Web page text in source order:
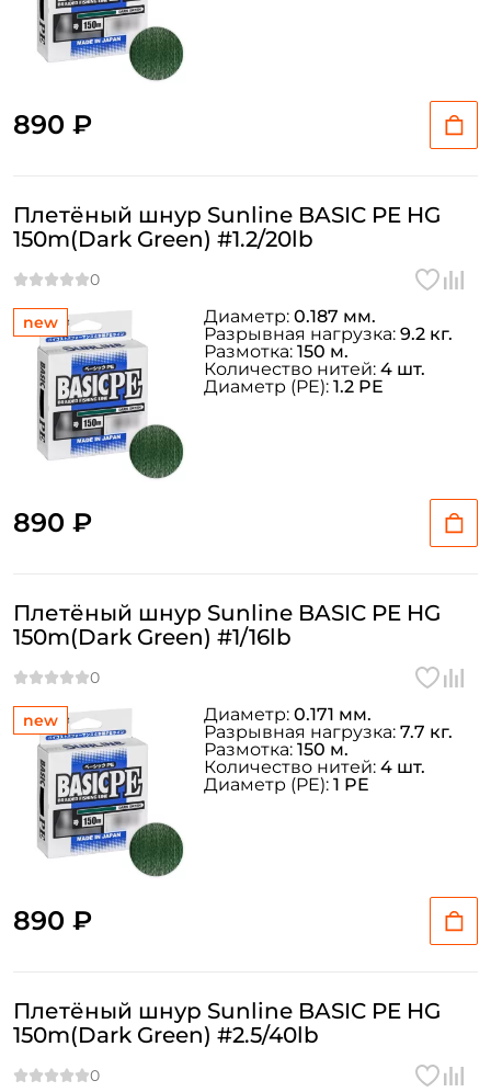
890 ₽
new
Плетёный шнур Sunline BASIC PE HG
150m(Dark Green) #1.2/20lb
890 ₽
Диаметр: 0.187 мм.
Разрывная нагрузка: 9.2 кг.
Размотка: 150 м.
Количество нитей: 4 шт.
Диаметр (PE): 1.2 PE
new
Плетёный шнур Sunline BASIC PE HG
150m(Dark Green) #1/16lb
890 ₽
Диаметр: 0.171 мм.
Разрывная нагрузка: 7.7 кг.
Размотка: 150 м.
Количество нитей: 4 шт.
Диаметр (PE): 1 PE
Плетёный шнур Sunline BASIC PE HG
150m(Dark Green) #2.5/40lb